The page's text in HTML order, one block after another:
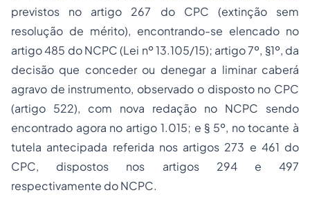
previstos no artigo 267 do CPC (extinção sem
resolução de mérito), encontrando-se elencado no
artigo 485 do NCPC (Lei nº 13.105/15); artigo 7º, §1º, da
decisão que conceder ou denegar a liminar caberá
agravo de instrumento, observado o disposto no CPC
(artigo 522), com nova redação no NCPC sendo
encontrado agora no artigo 1.015; e § 5º, no tocante à
tutela antecipada referida nos artigos 273 e 461 do
CPC, dispostos nos artigos 294 e 497
respectivamente do NCPC.